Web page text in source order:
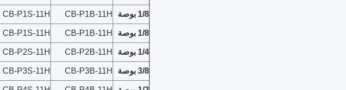
1/8 بوصة CB-P1B-11H
CB-P1S-11H
1/8 بوصة CB-P1B-11H
CB-P1S-11H
1/4 بوصة CB-P2B-11H
CB-P2S-11H
3/8 بوصة CB-P3B-11H
CB-P3S-11H